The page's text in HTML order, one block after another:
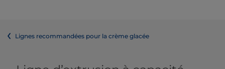
Lignes recommandées pour la crème glacée